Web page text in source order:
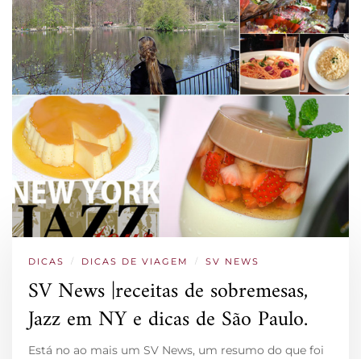
DICAS / DICAS DE VIAGEM / SV NEWS
SV News |receitas de sobremesas,
Jazz em NY e dicas de São Paulo.
Está no ao mais um SV News, um resumo do que foi